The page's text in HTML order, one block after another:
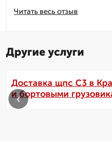
Читать весь отзыв
Другие услуги
Доставка щпс С3 в
и бортовыми
‹